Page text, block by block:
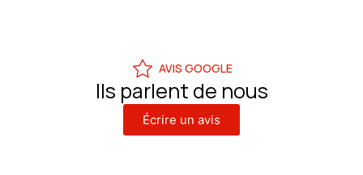
AVIS GOOGLE
Ils parlent de nous
Écrire un avis